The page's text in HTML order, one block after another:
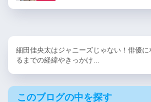
細田佳央太はジャニーズじゃない！俳優に
るまでの経緯やきっかけ…
このブログの中を探す